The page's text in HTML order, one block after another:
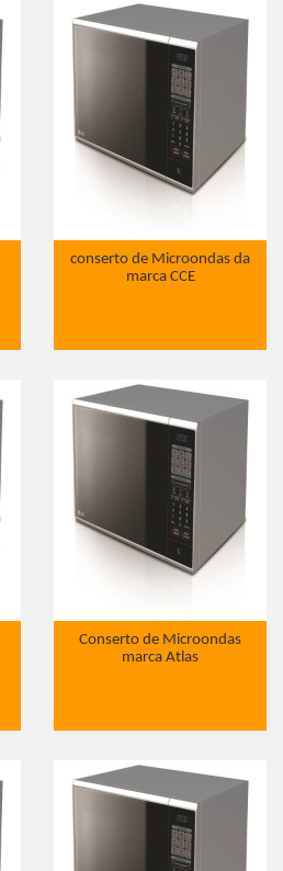
conserto de Microondas da
marca CCE
Conserto de Microondas
marca Atlas